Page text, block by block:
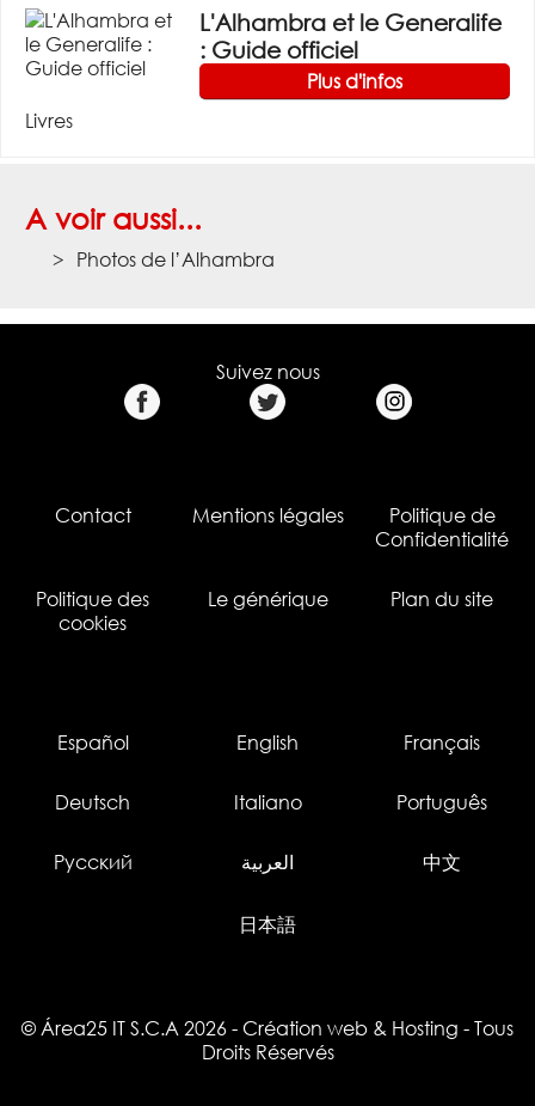
L'Alhambra et le Generalife
: Guide officiel
Plus d'infos
Livres
A voir aussi...
Photos de l’Alhambra
Suivez nous
Contact Mentions légales
Politique de
Confidentialité
Politique des
cookies
Le générique Plan du site
Español English Français
Deutsch Italiano Português
Русский العربية 中文
日本語
© Área25 IT S.C.A 2026 - Création web & Hosting - Tous
Droits Réservés